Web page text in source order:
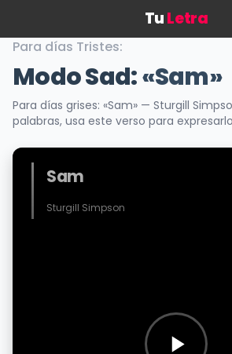
TuLetra
Para días Tristes:
Modo Sad:«Sam»
Para días grises: «Sam» — Sturgill
palabras, usa este verso para
Sam
Sturgill Simpson